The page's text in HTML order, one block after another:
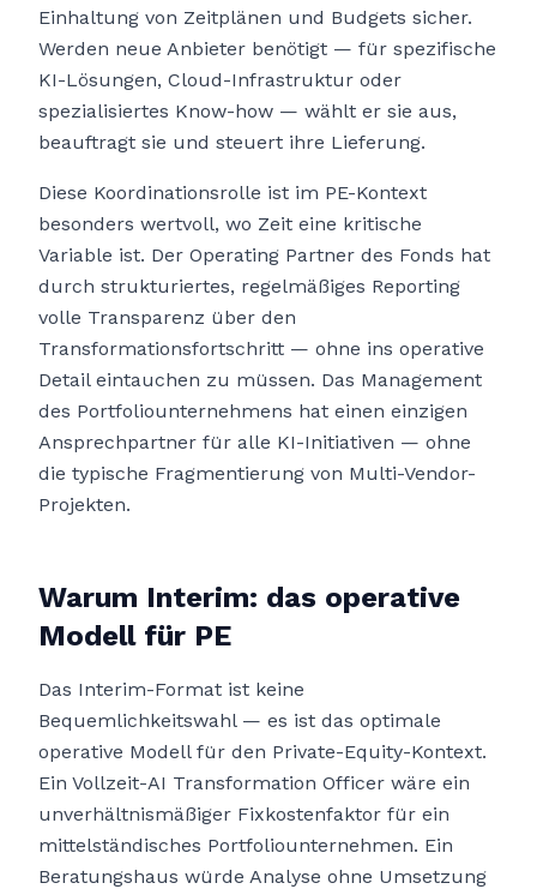
Einhaltung von Zeitplänen und Budgets sicher.
Werden neue Anbieter benötigt — für spezifische
KI-Lösungen, Cloud-Infrastruktur oder
spezialisiertes Know-how — wählt er sie aus,
beauftragt sie und steuert ihre Lieferung.
Diese Koordinationsrolle ist im PE-Kontext
besonders wertvoll, wo Zeit eine kritische
Variable ist. Der Operating Partner des Fonds hat
durch strukturiertes, regelmäßiges Reporting
volle Transparenz über den
Transformationsfortschritt — ohne ins operative
Detail eintauchen zu müssen. Das Management
des Portfoliounternehmens hat einen einzigen
Ansprechpartner für alle KI-Initiativen — ohne
die typische Fragmentierung von Multi-Vendor-
Projekten.
Warum Interim: das operative
Modell für PE
Das Interim-Format ist keine
Bequemlichkeitswahl — es ist das optimale
operative Modell für den Private-Equity-Kontext.
Ein Vollzeit-AI Transformation Officer wäre ein
unverhältnismäßiger Fixkostenfaktor für ein
mittelständisches Portfoliounternehmen. Ein
Beratungshaus würde Analyse ohne Umsetzung